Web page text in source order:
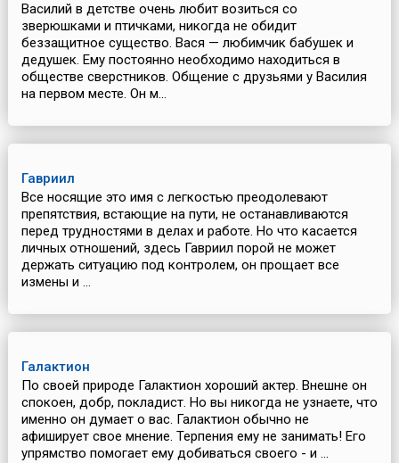
Василий в детстве очень любит возиться со
зверюшками и птичками, никогда не обидит
беззащитное существо. Вася — любимчик бабушек и
дедушек. Ему постоянно необходимо находиться в
обществе сверстников. Общение с друзьями у Василия
на первом месте. Он м...
Гавриил
Все носящие это имя с легкостью преодолевают
препятствия, встающие на пути, не останавливаются
перед трудностями в делах и работе. Но что касается
личных отношений, здесь Гавриил порой не может
держать ситуацию под контролем, он прощает все
измены и ...
Галактион
По своей природе Галактион хороший актер. Внешне он
спокоен, добр, покладист. Но вы никогда не узнаете, что
именно он думает о вас. Галактион обычно не
афиширует свое мнение. Терпения ему не занимать! Его
упрямство помогает ему добиваться своего - и ...